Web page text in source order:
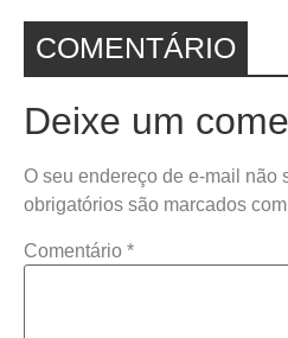
COMENTÁRIO
Deixe um
O seu endereço de e-mail não
obrigatórios são marcados com
Comentário *